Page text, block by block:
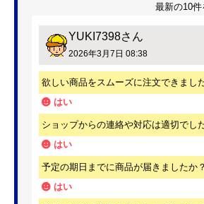
最新の10件
YUKI7398さん
2026年3月7日 08:38
欲しい商品をスムーズに注文できまし
はい
ショップからの連絡や対応は適切でし
はい
予定の期日までに商品が届きましたか？
はい